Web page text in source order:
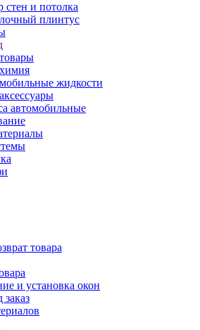
стен и потолка
плинтус
жидкости
автомобильные
товара
и установка окон